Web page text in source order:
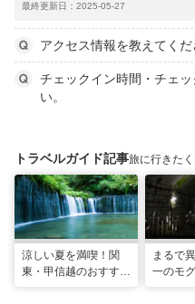
最終更新日：2025-05-27
アクセス情報を教えてくだ
チェックイン時間・チェ
い。
トラベルガイド記事旅に行きた
涼しい夏を満喫！関
東・甲信越のおすすめ
まるで
一のモ